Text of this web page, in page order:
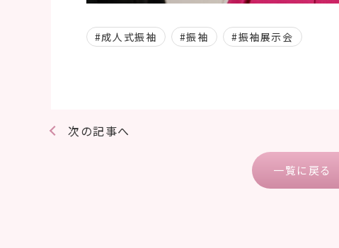
#成人式振袖 #振袖 #振袖展示会
次の記事へ
一覧に戻る